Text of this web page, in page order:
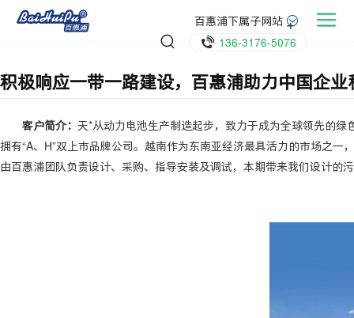
百惠浦下属子网站
136-3176-5076
积极响应一带一路建设，百惠浦助力中国企业
客户简介： 天*从动力电池生产制造起步，致力于成为全球领先的
拥有“A、H”双上市品牌公司。越南作为东南亚经济最具活力的市场之
由百惠浦团队负责设计、采购、指导安装及调试，本期带来我们设计的